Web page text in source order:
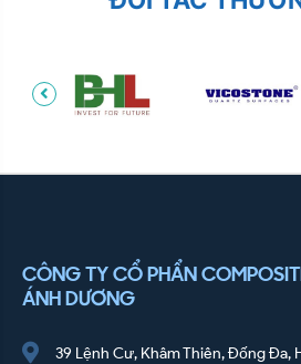
CÔNG TY CỔ PHẨN
ÁNH DƯƠNG
39 Lệnh Cư, Khâm Thiên, Đống Đa,